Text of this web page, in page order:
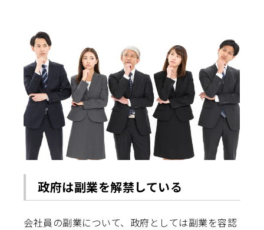
政府は副業を解禁している
会社員の副業について、政府としては副業を容認